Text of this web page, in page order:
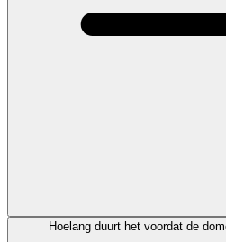
Hoelang duurt het voordat de